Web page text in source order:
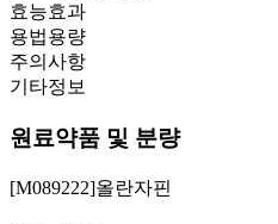
효능효과
용법용량
주의사항
기타정보
원료약품 및 분량
[M089222]올란자핀